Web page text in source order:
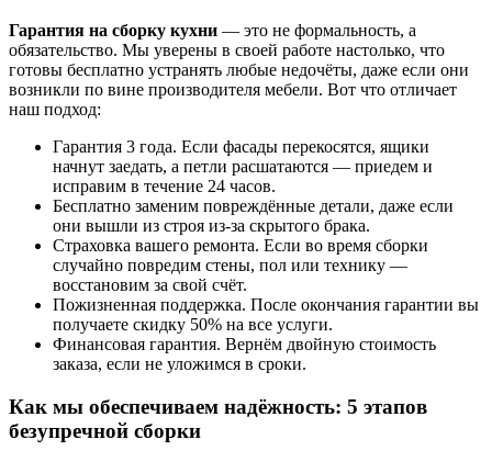
Гарантия на сборку кухни — это не формальность, а
обязательство. Мы уверены в своей работе настолько, что
готовы бесплатно устранять любые недочёты, даже если они
возникли по вине производителя мебели. Вот что отличает
наш подход:
Гарантия 3 года. Если фасады перекосятся, ящики
начнут заедать, а петли расшатаются — приедем и
исправим в течение 24 часов.
Бесплатно заменим повреждённые детали, даже если
они вышли из строя из-за скрытого брака.
Страховка вашего ремонта. Если во время сборки
случайно повредим стены, пол или технику —
восстановим за свой счёт.
Пожизненная поддержка. После окончания гарантии вы
получаете скидку 50% на все услуги.
Финансовая гарантия. Вернём двойную стоимость
заказа, если не уложимся в сроки.
Как мы обеспечиваем надёжность: 5 этапов
безупречной сборки